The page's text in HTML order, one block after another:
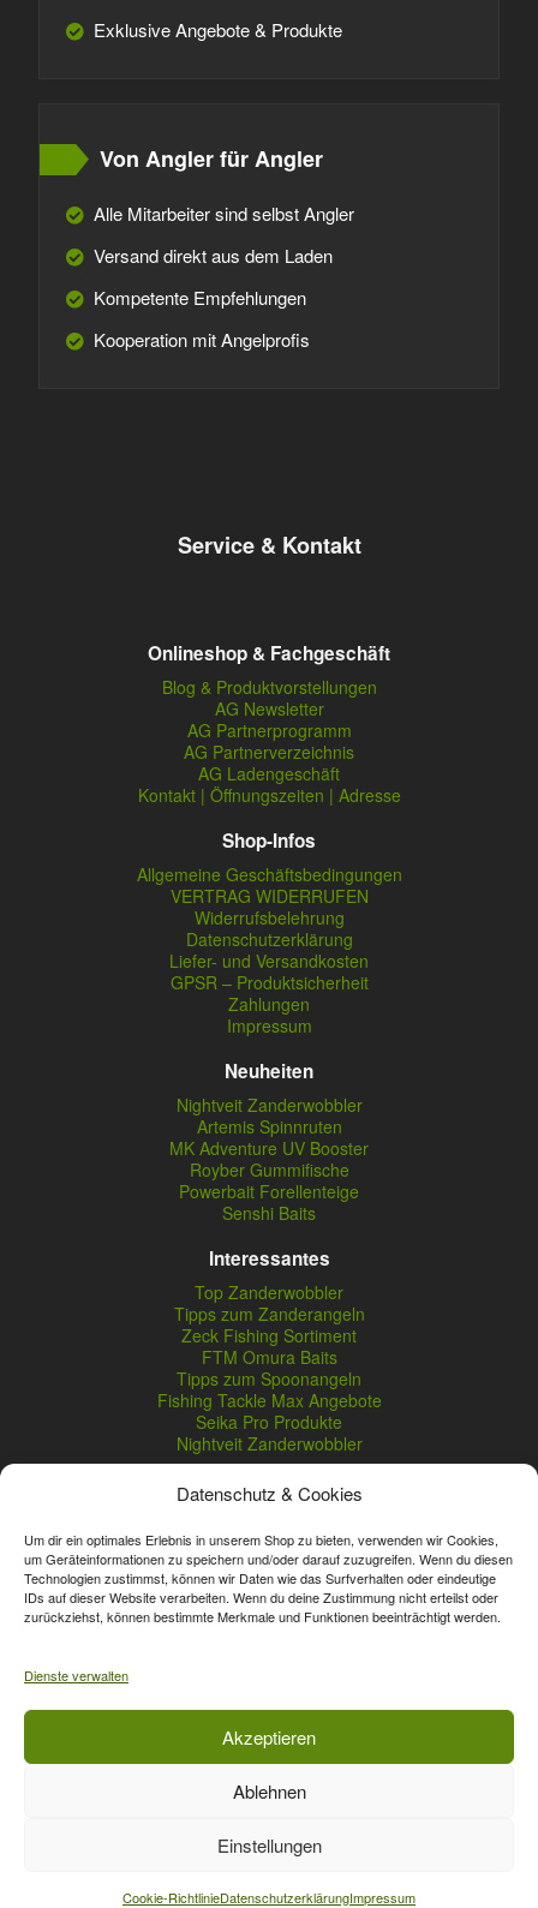
Datenschutz & Cookies
Um dir ein optimales Erlebnis in unserem Shop zu bieten, verwenden wir Cookies,
um Geräteinformationen zu speichern und/oder darauf zuzugreifen. Wenn du diesen
Technologien zustimmst, können wir Daten wie das Surfverhalten oder eindeutige
IDs auf dieser Website verarbeiten. Wenn du deine Zustimmung nicht erteilst oder
zurückziehst, können bestimmte Merkmale und Funktionen beeinträchtigt werden.
Dienste verwalten
Akzeptieren
Ablehnen
Einstellungen
Cookie-RichtlinieDatenschutzerklärungImpressum
Exklusive Angebote & Produkte
Von Angler für Angler
Alle Mitarbeiter sind selbst Angler
Versand direkt aus dem Laden
Kompetente Empfehlungen
Kooperation mit Angelprofis
Service & Kontakt
Onlineshop & Fachgeschäft
Blog & Produktvorstellungen
AG Newsletter
AG Partnerprogramm
AG Partnerverzeichnis
AG Ladengeschäft
Kontakt | Öffnungszeiten | Adresse
Shop-Infos
Allgemeine Geschäftsbedingungen
VERTRAG WIDERRUFEN
Widerrufsbelehrung
Datenschutzerklärung
Liefer- und Versandkosten
GPSR – Produktsicherheit
Zahlungen
Impressum
Neuheiten
Nightveit Zanderwobbler
Artemis Spinnruten
MK Adventure UV Booster
Royber Gummifische
Powerbait Forellenteige
Senshi Baits
Interessantes
Top Zanderwobbler
Tipps zum Zanderangeln
Zeck Fishing Sortiment
FTM Omura Baits
Tipps zum Spoonangeln
Fishing Tackle Max Angebote
Seika Pro Produkte
Nightveit Zanderwobbler
* Streichpreise sind reguläre Ladenpreise von Angelshop Gerstner.
Unsere Onlinepreise können günstiger sein.
Affiliate, Partner Rabatt-Codes und Aktionscodes gelten für das gesamte
Sortiment, davon ausgeschlossen sind Gutscheine, Sale-Produkte, Zeck
Fishing, Daiwa, Shimano, Major Craft und A-Tec Artikel. Wert-Gutschein-
Codes gelten für das gesamte Sortiment.